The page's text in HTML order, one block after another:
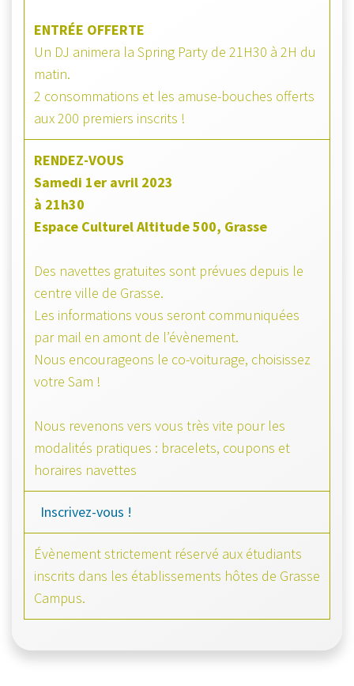
ENTRÉE OFFERTE
Un DJ animera la Spring Party de 21H30 à 2H du
matin.
2 consommations et les amuse-bouches offerts
aux 200 premiers inscrits !
RENDEZ-VOUS
Samedi 1er avril 2023
à 21h30
Espace Culturel Altitude 500, Grasse
Des navettes gratuites sont prévues depuis le
centre ville de Grasse.
Les informations vous seront communiquées
par mail en amont de l’évènement.
Nous encourageons le co-voiturage, choisissez
votre Sam !
Nous revenons vers vous très vite pour les
modalités pratiques : bracelets, coupons et
horaires navettes
Inscrivez-vous !
Évènement strictement réservé aux étudiants
inscrits dans les établissements hôtes de Grasse
Campus.